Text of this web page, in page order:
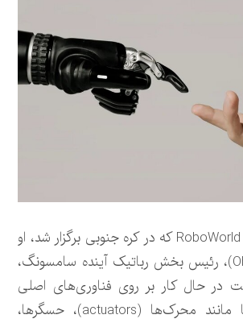
در نمایشگاه RoboWorld 2025 که در کره جنوبی برگزار شد، او
جون-هو (Oh Jun-ho)، رئیس بخش رباتیک آینده سامسونگ،
در حال کار بر روی فناوری‌های اصلی
ربات‌های انسان‌نما مانند محرک‌ها (actuators)، حسگرها،